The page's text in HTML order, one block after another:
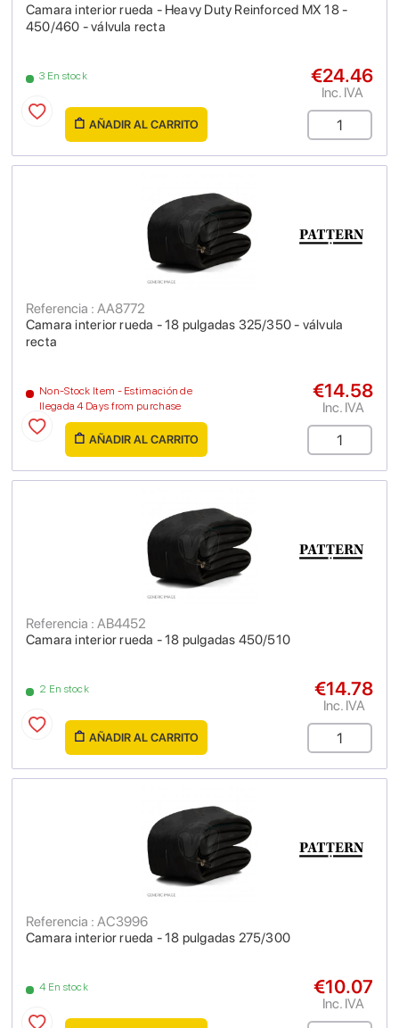
Camara interior rueda - Heavy Duty Reinforced MX 18 -
450/460 - válvula recta
3 En stock €24.46
Inc. IVA
AÑADIR AL CARRITO
Camara interior rueda - 18 pulgadas 325/350 - válvula
recta
Referencia : AA8772
Non-Stock Item - Estimación de
llegada 4 Days from purchase
€14.58
Inc. IVA
AÑADIR AL CARRITO
Camara interior rueda - 18 pulgadas 450/510
Referencia : AB4452
2 En stock €14.78
Inc. IVA
AÑADIR AL CARRITO
Camara interior rueda - 18 pulgadas 275/300
Referencia : AC3996
4 En stock €10.07
Inc. IVA